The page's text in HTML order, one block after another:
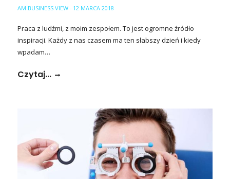
AM BUSINESS VIEW - 12 MARCA 2018
Praca z ludźmi, z moim zespołem. To jest ogromne źródło
inspiracji. Każdy z nas czasem ma ten słabszy dzień i kiedy
wpadam…
Czytaj...